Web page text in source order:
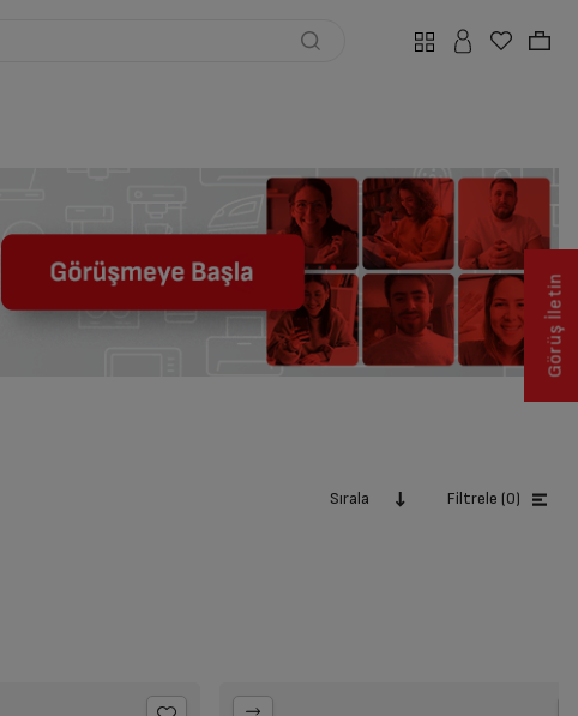
Sırala Filtrele (0)
Görüş İletin